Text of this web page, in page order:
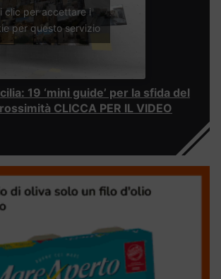
clic per accettare i
per questo servizio
19 ‘mini guide’ per la sfida del
CLICCA PER IL VIDEO